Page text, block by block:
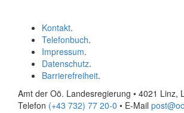
Kontakt.
Telefonbuch.
Impressum.
Datenschutz.
Barrierefreiheit.
Amt der Oö. Landesregierung • 4021 Linz,
Telefon (+43 732) 77 20-0 • E-Mail